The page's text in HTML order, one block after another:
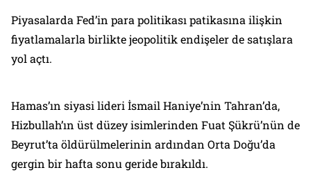
Piyasalarda Fed’in para politikası patikasına ilişkin
fiyatlamalarla birlikte jeopolitik endişeler de satışlara
yol açtı.
Hamas’ın siyasi lideri İsmail Haniye’nin Tahran’da,
Hizbullah’ın üst düzey isimlerinden Fuat Şükrü’nün de
Beyrut’ta öldürülmelerinin ardından Orta Doğu’da
gergin bir hafta sonu geride bırakıldı.